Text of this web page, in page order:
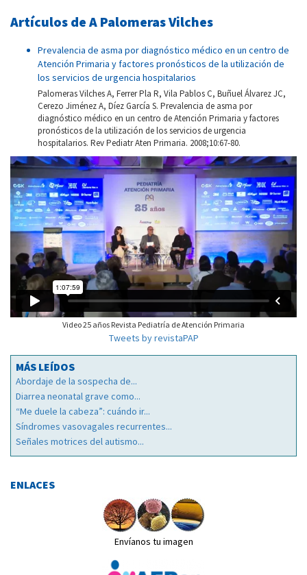
Artículos de A Palomeras Vilches
Prevalencia de asma por diagnóstico médico en un centro de
Atención Primaria y factores pronósticos de la utilización de
los servicios de urgencia hospitalarios
Palomeras Vilches A, Ferrer Pla R, Vila Pablos C, Buñuel Álvarez JC,
Cerezo Jiménez A, Díez García S. Prevalencia de asma por
diagnóstico médico en un centro de Atención Primaria y factores
pronósticos de la utilización de los servicios de urgencia
hospitalarios. Rev Pediatr Aten Primaria. 2008;10:67-80.
Video 25 años Revista Pediatría de Atención Primaria
Tweets by revistaPAP
MÁS LEÍDOS
Abordaje de la sospecha de...
Diarrea neonatal grave como...
“Me duele la cabeza”: cuándo ir...
Síndromes vasovagales recurrentes...
Señales motrices del autismo...
ENLACES
Envíanos tu imagen